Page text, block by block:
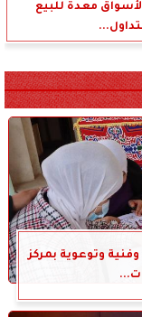
معدة للبيع
وتوعوية بمركز